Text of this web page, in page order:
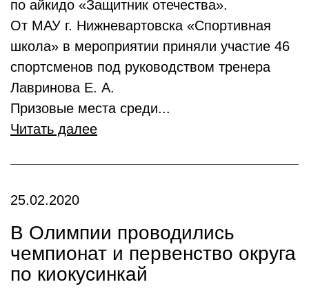
по айкидо «Защитник отечества».
От МАУ г. Нижневартовска «Спортивная
школа» в мероприятии приняли участие 46
спортсменов под руководством тренера
Лавринова Е. А.
Призовые места среди...
Читать далее
25.02.2020
В Олимпии проводились
чемпионат и первенство округа
по киокусинкай